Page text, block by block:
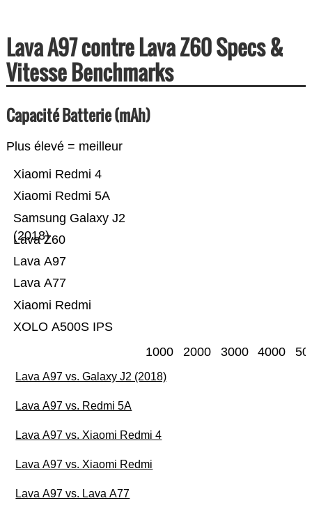
Lava A97 contre Lava Z60 Specs &
Vitesse Benchmarks
Capacité Batterie (mAh)
Plus élevé = meilleur
XOLO A500S IPS
Xiaomi Redmi
Lava A77
Lava A97
Lava Z60
Samsung Galaxy J2
(2018)
Xiaomi Redmi 5A
Xiaomi Redmi 4
1000 2000 3000 4000
Lava A97 vs. Galaxy J2 (2018)
Lava A97 vs. Redmi 5A
Lava A97 vs. Xiaomi Redmi 4
Lava A97 vs. Xiaomi Redmi
Lava A97 vs. Lava A77